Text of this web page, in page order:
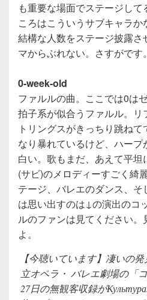
も重要な場面でステージし
ころはこういうサブキャラか
結構な人数をステージ披露
マからぶれない。さすがです。
0-week-old
ファルルの曲。ここでは0は
拍子系が似合うファルル。リ
トリングスがきっちり跳ね
なり暴れているけど、ハー
白い。歌もまだ、あえて平
(サビ)のメロディーすごく綺
テージ、バレエのダンス、
は思い出すのは↓の演出のコ
ルのファンは見てください。
よ。
【今聴いています】凄いの
立オペラ・ バレエ劇場の「
27日の無観客収録が